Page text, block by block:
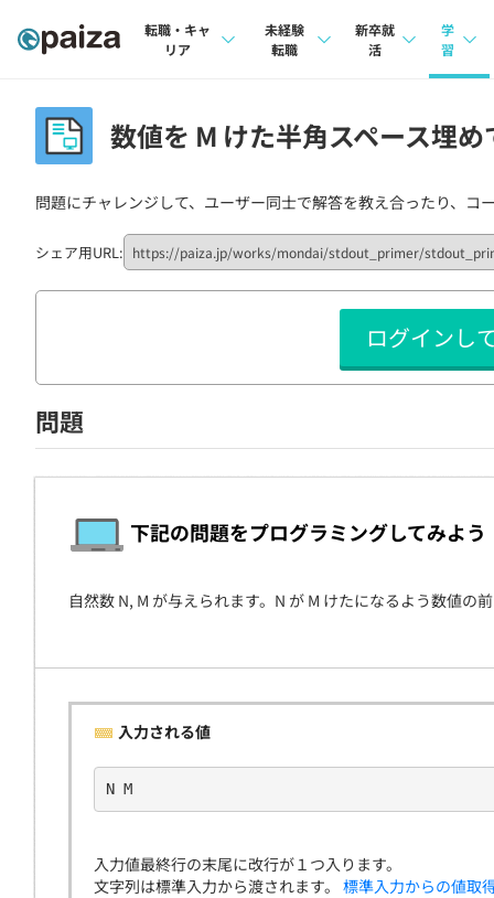
転職・キャ
リア
転職成功ガイド
転職エージェント
未経験
転職
インタビュー
転職成功ガイド
新卒就
活
本選考
新卒エージェント
イベント・セミナー
インタビュー
就活成功ガイド
学
習
4択
ナレ
リフ
プラン
個人
学校
契約
数値を M けた半角スペース埋
問題にチャレンジして、ユーザー同士で解答を教え合ったり、コ
シェア用URL:
ログインし
問題
下記の問題をプログラミングしてみよう
自然数 N, M が与えられます。N が M けたになるよう数値の
入力される値
N M
入力値最終行の末尾に改行が１つ入ります。
文字列は標準入力から渡されます。 標準入力からの値取